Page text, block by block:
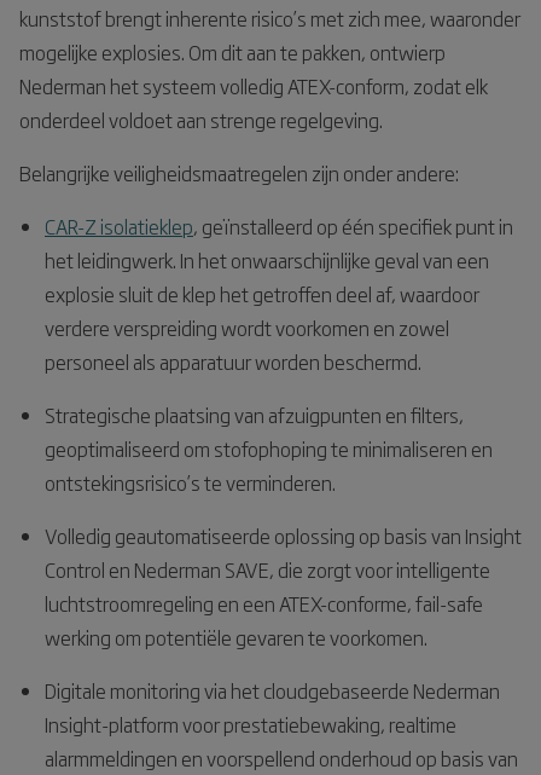
kunststof brengt inherente risico’s met zich mee, waaronder
mogelijke explosies. Om dit aan te pakken, ontwierp
Nederman het systeem volledig ATEX-conform, zodat elk
onderdeel voldoet aan strenge regelgeving.
Belangrijke veiligheidsmaatregelen zijn onder andere:
CAR-Z isolatieklep, geïnstalleerd op één specifiek punt in
het leidingwerk. In het onwaarschijnlijke geval van een
explosie sluit de klep het getroffen deel af, waardoor
verdere verspreiding wordt voorkomen en zowel
personeel als apparatuur worden beschermd.
Strategische plaatsing van afzuigpunten en filters,
geoptimaliseerd om stofophoping te minimaliseren en
ontstekingsrisico’s te verminderen.
Volledig geautomatiseerde oplossing op basis van Insight
Control en Nederman SAVE, die zorgt voor intelligente
luchtstroomregeling en een ATEX-conforme, fail-safe
werking om potentiële gevaren te voorkomen.
Digitale monitoring via het cloudgebaseerde Nederman
Insight-platform voor prestatiebewaking, realtime
alarmmeldingen en voorspellend onderhoud op basis van